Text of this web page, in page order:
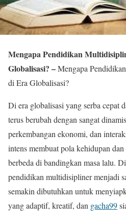
Mengapa Pendidikan
Globalisasi? –Mengapa
di Era Globalisasi?
Di era globalisasi yang serba cepat
terus berubah dengan sangat
perkembangan ekonomi, dan
intens membuat pola kehidupan
berbeda di bandingkan masa lalu.
pendidikan multidisipliner menjadi
semakin dibutuhkan untuk
yang adaptif, kreatif, dan gacha99